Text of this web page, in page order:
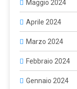
Maggio 2024
Aprile 2024
Marzo 2024
Febbraio 2024
Gennaio 2024